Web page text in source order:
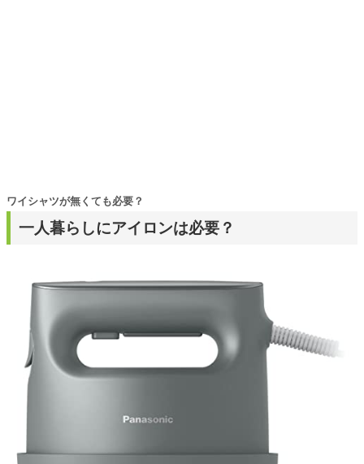
一人暮らしにアイロンは必要？
ワイシャツが無くても必要？